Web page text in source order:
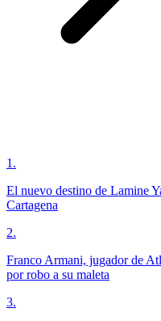
1 .
El nuevo destino de Lamine
Cartagena
2.
Franco Armani, jugador de
por robo a su maleta
3.